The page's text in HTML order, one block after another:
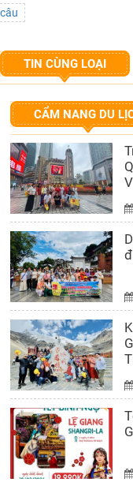
câu
TIN CÙNG LOẠI
CẨM NANG DU